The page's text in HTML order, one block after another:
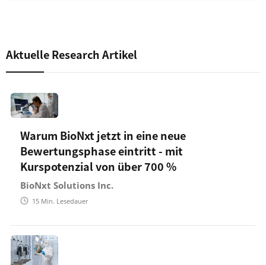
Aktuelle Research Artikel
Warum BioNxt jetzt in eine neue
Bewertungsphase eintritt - mit
Kurspotenzial von über 700 %
BioNxt Solutions Inc.
15 Min. Lesedauer